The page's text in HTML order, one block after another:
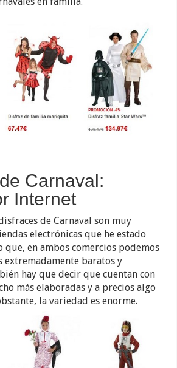
Carnaval:
Internet
de Carnaval son muy
electrónicas que he estado
que, en ambos comercios podemos
extremadamente baratos y
hay que decir que cuentan con
más elaboradas y a precios algo
la variedad es enorme.